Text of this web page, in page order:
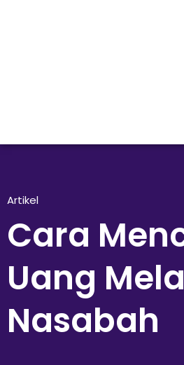
Artikel
Cara
Uang
Nasabah